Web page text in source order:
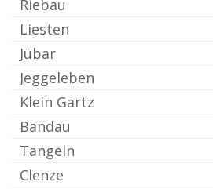
Riebau
Liesten
Jübar
Jeggeleben
Klein Gartz
Bandau
Tangeln
Clenze